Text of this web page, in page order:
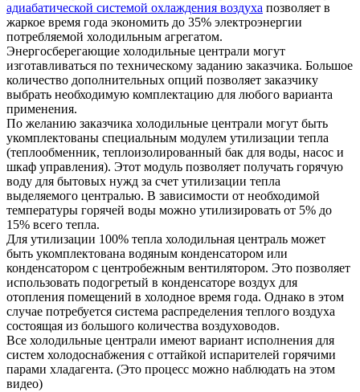
адиабатической системой охлаждения воздуха позволяет в
жаркое время года экономить до 35% электроэнергии
потребляемой холодильным агрегатом.
Энергосберегающие холодильные централи могут
изготавливаться по техническому заданию заказчика. Большое
количество дополнительных опций позволяет заказчику
выбрать необходимую комплектацию для любого варианта
применения.
По желанию заказчика холодильные централи могут быть
укомплектованы специальным модулем утилизации тепла
(теплообменник, теплоизолированный бак для воды, насос и
шкаф управления). Этот модуль позволяет получать горячую
воду для бытовых нужд за счет утилизации тепла
выделяемого централью. В зависимости от необходимой
температуры горячей воды можно утилизировать от 5% до
15% всего тепла.
Для утилизации 100% тепла холодильная централь может
быть укомплектована водяным конденсатором или
конденсатором с центробежным вентилятором. Это позволяет
использовать подогретый в конденсаторе воздух для
отопления помещений в холодное время года. Однако в этом
случае потребуется система распределения теплого воздуха
состоящая из большого количества воздуховодов.
Все холодильные централи имеют вариант исполнения для
систем холодоснабжения с оттайкой испарителей горячими
парами хладагента. (Это процесс можно наблюдать на этом
видео)